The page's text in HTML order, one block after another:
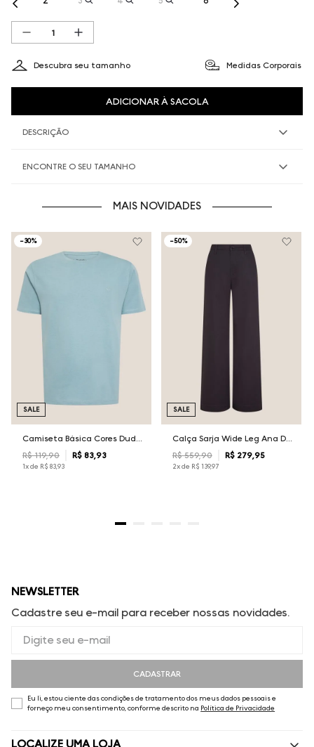
Descubra seu tamanho Medidas Corporais
ADICIONAR À SACOLA
DESCRIÇÃO
ENCONTRE O SEU TAMANHO
MAIS NOVIDADES
-30%
R$ 119,90 R$ 83, 93
1x de R$ 83,93
SALE
-50%
Calça Sarja Wide Leg Ana Dudalina Feminina
R$ 559,90 R$ 279, 95
2x de R$ 139,97
SALE
NEWSLETTER
Cadastre seu e-mail para receber nossas novidades.
CADASTRAR
Eu li, estou ciente das condições de tratamento dos meus dados pessoais e
forneço meu consentimento, conforme descrito na Política de Privacidade
LOCALIZE UMA LOJA